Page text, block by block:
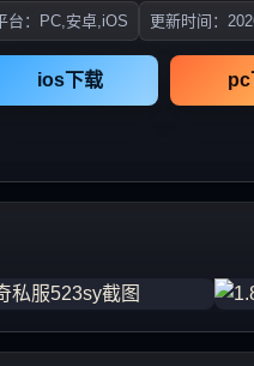
台：PC,安卓,iOS 更新时间：
ios下载 pc